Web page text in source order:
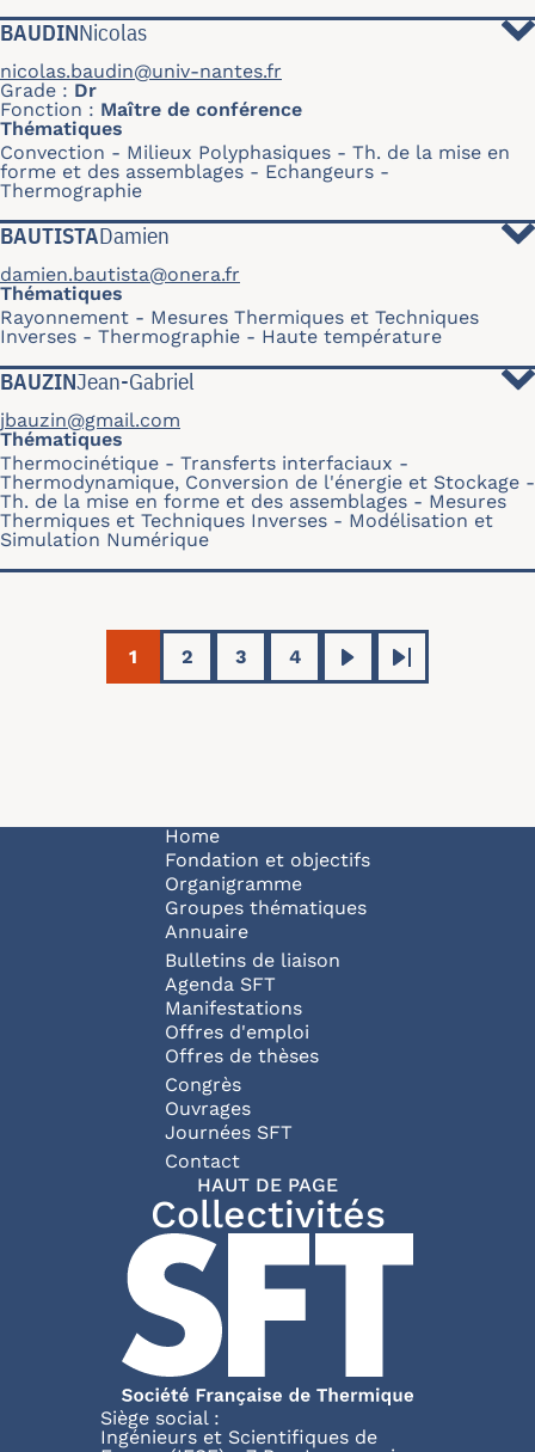
BAUDINNicolas
nicolas.baudin@univ-nantes.fr
Grade
Dr
Fonction
Maître de conférence
Thématiques
Convection
Milieux Polyphasiques
Th. de la mise en
forme et des assemblages
Echangeurs
Thermographie
BAUTISTADamien
damien.bautista@onera.fr
Thématiques
Rayonnement
Mesures Thermiques et Techniques
Inverses
Thermographie Haute température
BAUZINJean-Gabriel
jbauzin@gmail.com
Thématiques
Thermocinétique
Transferts interfaciaux
Thermodynamique, Conversion de l'énergie et Stockage
Th. de la mise en forme et des assemblages
Mesures
Thermiques et Techniques Inverses
Modélisation et
Simulation Numérique
Current page
1 Page
2 Page
3 Page
4 Next pageLast page
Navigation principale
Home
Fondation et objectifs
Organigramme
Groupes thématiques
Annuaire
Bulletins de liaison
Agenda SFT
Manifestations
Offres d'emploi
Offres de thèses
Congrès
Ouvrages
Journées SFT
Pied de page
Contact
HAUT DE PAGE
Collectivités
Siège social :
Ingénieurs et Scientifiques de